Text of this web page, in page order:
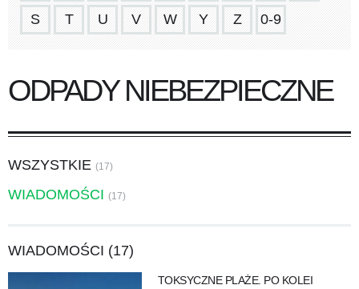
S T U V W Y Z 0-9
ODPADY NIEBEZPIECZNE
WSZYSTKIE (17)
WIADOMOŚCI (17)
WIADOMOŚCI (17)
TOKSYCZNE PLAŻE. PO KOLEI